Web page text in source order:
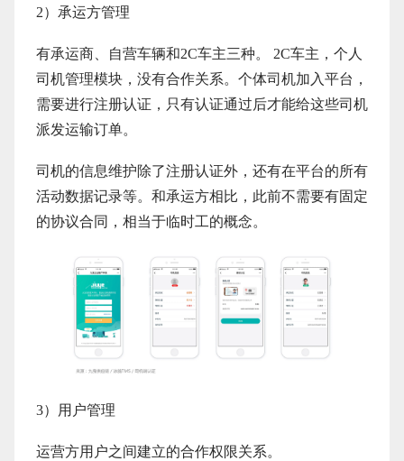
2）承运方管理
有承运商、自营车辆和2C车主三种。 2C车主，个人
司机管理模块，没有合作关系。个体司机加入平台，
需要进行注册认证，只有认证通过后才能给这些司机
派发运输订单。
司机的信息维护除了注册认证外，还有在平台的所有
活动数据记录等。和承运方相比，此前不需要有固定
的协议合同，相当于临时工的概念。
3）用户管理
运营方用户之间建立的合作权限关系。